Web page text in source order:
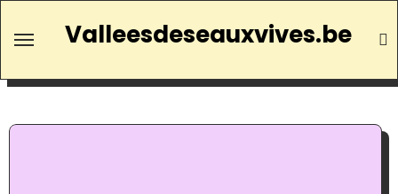
Valleesdeseauxvives.be